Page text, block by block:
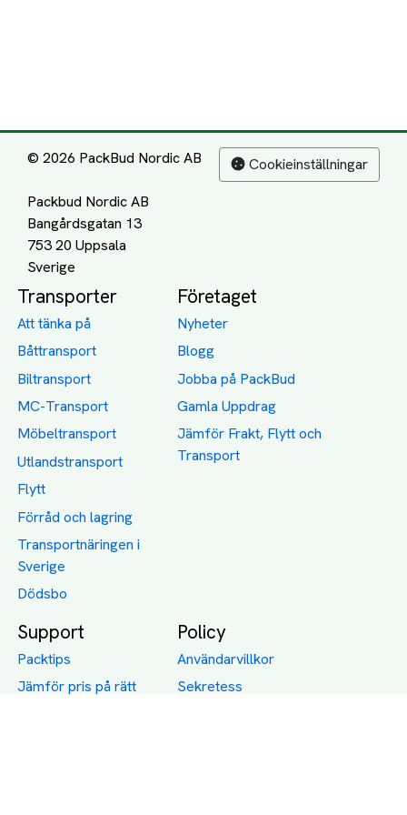
© 2026 PackBud Nordic AB
Packbud Nordic AB
Bangårdsgatan 13
753 20 Uppsala
Cookieinställningar
Transporter
Att tänka på
Båttransport
Biltransport
MC-Transport
Möbeltransport
Utlandstransport
Flytt
Förråd och lagring
Transportnäringen i
Sverige
Dödsbo
Företaget
Nyheter
Blogg
Jobba på PackBud
Gamla Uppdrag
Jämför Frakt, Flytt och
Transport
Support
Packtips
Jämför pris på rätt
Policy
Användarvillkor
Sekretess